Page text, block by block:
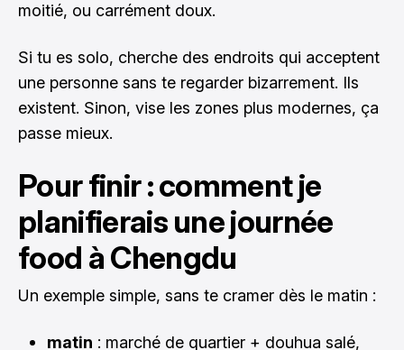
moitié, ou carrément doux.
Si tu es solo, cherche des endroits qui acceptent
une personne sans te regarder bizarrement. Ils
existent. Sinon, vise les zones plus modernes, ça
passe mieux.
Pour finir : comment je
planifierais une journée
food à Chengdu
Un exemple simple, sans te cramer dès le matin :
matin : marché de quartier + douhua salé,